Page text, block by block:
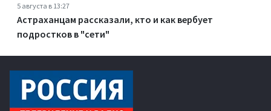
5 августа в 13:27
Астраханцам рассказали, кто и как вербует
подростков в "сети"